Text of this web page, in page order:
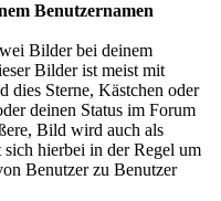
Benutzernamen
Bilder bei deinem
Bilder ist meist mit
dies Sterne, Kästchen oder
deinen Status im Forum
Bild wird auch als
sich hierbei in der Regel um
Benutzer zu Benutzer